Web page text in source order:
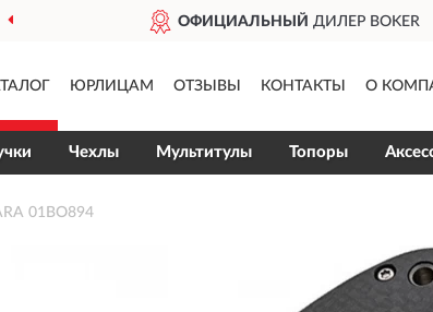
ОФИЦИАЛЬНЫЙ ДИЛЕР BOKER
ЮРЛИЦАМ ОТЗЫВЫ КОНТАКТЫ О
Чехлы Мультитулы Топоры
01BO894